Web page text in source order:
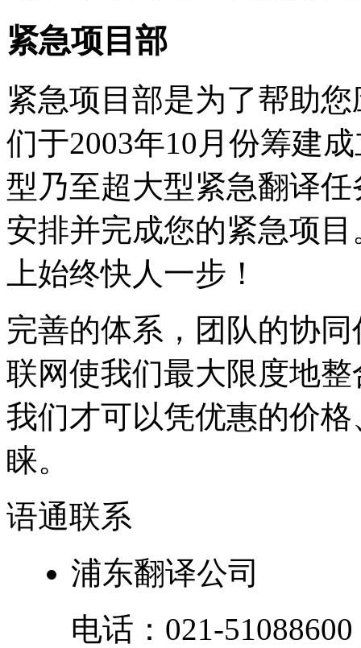
紧急项目部
紧急项目部是为了帮助
们于2003年10月份筹建
型乃至超大型紧急翻译
安排并完成您的紧急项
上始终快人一步！
完善的体系，团队的协
联网使我们最大限度地
我们才可以凭优惠的价
睐。
语通联系
浦东翻译公司
电话： 021-51088600